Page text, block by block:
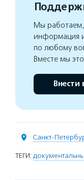
Мы работаем,
информация
по любому
Вместе мы
Внести
Санкт-
ТЕГИ: